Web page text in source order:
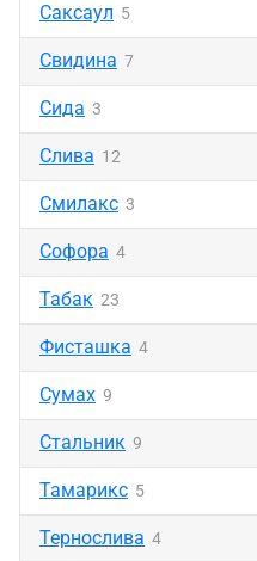
Саксаул 5
Свидина 7
Сида 3
Слива 12
Смилакс 3
Софора 4
Табак 23
Фисташка 4
Сумах 9
Стальник 9
Тамарикс 5
Тернослива 4